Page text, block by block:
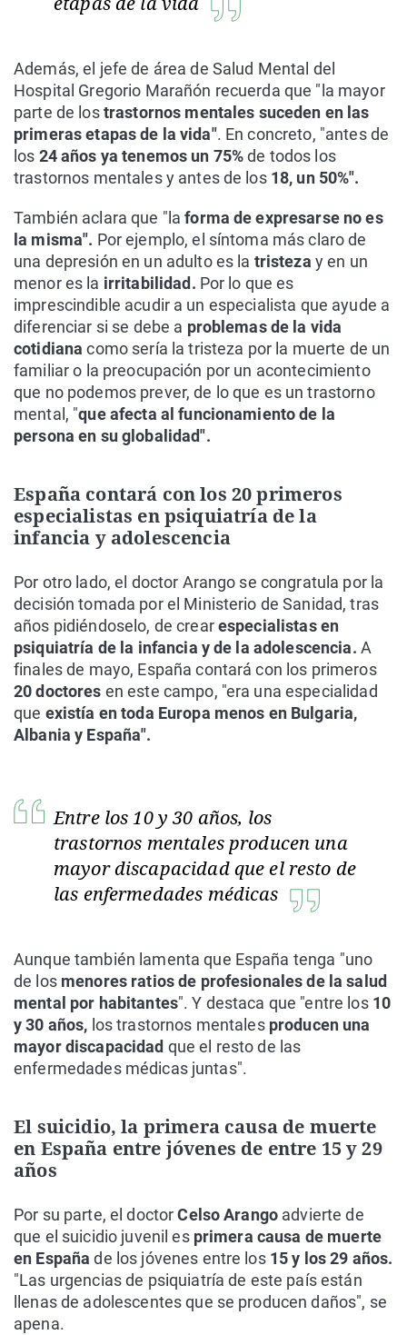
Además, el jefe de área de Salud Mental del
Hospital Gregorio Marañón recuerda que "la mayor
parte de lostrastornos mentales suceden en las
primeras etapas de la vida". En concreto, "antes de
los 24 años ya tenemos un 75%de todos los
trastornos mentales y antes de los18, un 50%".
También aclara que "la forma de expresarse no es
la misma". Por ejemplo, el síntoma más claro de
una depresión en un adulto es la tristeza y en un
menor es la irritabilidad. Por lo que es
imprescindible acudir a un especialista que ayude a
diferenciar si se debe a problemas de la vida
cotidianacomo sería la tristeza por la muerte de un
familiar o la preocupación por un acontecimiento
que no podemos prever, de lo que es un trastorno
mental, "que afecta al funcionamiento de la
persona en su globalidad".
España contará con los 20 primeros
especialistas en psiquiatría de la
infancia y adolescencia
Por otro lado, el doctor Arango se congratula por la
decisión tomada por el Ministerio de Sanidad, tras
años pidiéndoselo, de crearespecialistas en
psiquiatría de la infancia y de la adolescencia. A
finales de mayo, España contará con los primeros
20 doctores en este campo, "era una especialidad
que existía en toda Europa menos en Bulgaria,
Albania y España".
Entre los 10 y 30 años, los
trastornos mentales producen una
mayor discapacidad que el resto de
las enfermedades médicas
Aunque también lamenta que España tenga "uno
de los menores ratios de profesionales de la salud
mental por habitantes". Y destaca que "entre los 10
y 30 años, los trastornos mentales producen una
mayor discapacidad que el resto de las
enfermedades médicas juntas".
El suicidio, la primera causa de muerte
en España entre jóvenes de entre 15 y 29
años
Por su parte, el doctorCelso Arango advierte de
que el suicidio juvenil es primera causa de muerte
en España de los jóvenes entre los 15 y los 29 años.
"Las urgencias de psiquiatría de este país están
llenas de adolescentes que se producen daños", se
apena.